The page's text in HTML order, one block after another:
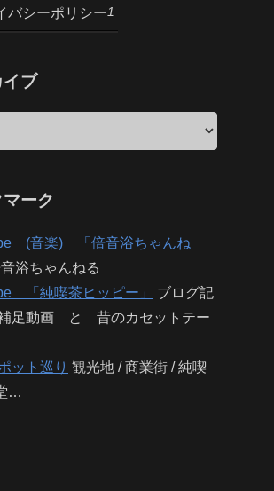
バシーポリシー1
イブ
ーク
(音楽) 「倍音浴ちゃんね
浴ちゃんねる
「純喫茶ヒッピー」
ブログ記
足動画 と 昔のカセットテー
ット巡り 観光地 / 商業街 / 純喫
…